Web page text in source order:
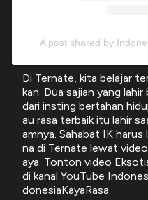
A post shared by
Di Ternate, kita belajar
kan. Dua sajian yang
dari insting bertahan
au rasa terbaik itu lahir
amnya. Sahabat IK
na di Ternate lewat
aya. Tonton video
di kanal YouTube
donesiaKayaRasa